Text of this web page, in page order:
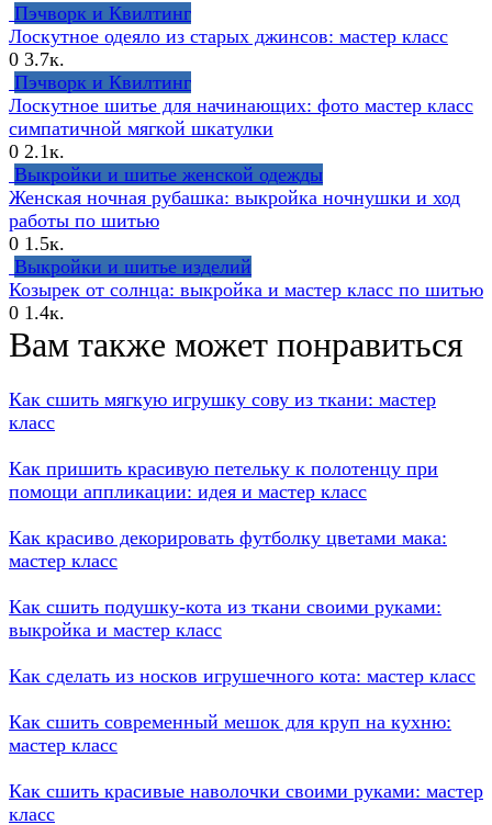
Пэчворк и Квилтинг
Лоскутное одеяло из старых джинсов: мастер класс
0 3.7к.
Пэчворк и Квилтинг
Лоскутное шитье для начинающих: фото мастер класс
симпатичной мягкой шкатулки
0 2.1к.
Выкройки и шитье женской одежды
Женская ночная рубашка: выкройка ночнушки и ход
работы по шитью
0 1.5к.
Выкройки и шитье изделий
Козырек от солнца: выкройка и мастер класс по шитью
0 1.4к.
Вам также может понравиться
Как сшить мягкую игрушку сову из ткани: мастер
класс
Как пришить красивую петельку к полотенцу при
помощи аппликации: идея и мастер класс
Как красиво декорировать футболку цветами мака:
мастер класс
Как сшить подушку-кота из ткани своими руками:
выкройка и мастер класс
Как сделать из носков игрушечного кота: мастер класс
Как сшить современный мешок для круп на кухню:
мастер класс
Как сшить красивые наволочки своими руками: мастер
класс